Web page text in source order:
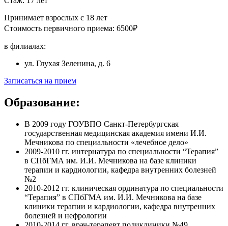
Принимает взрослых с 18 лет
Стоимость первичного приема: 6500₽
в филиалах:
ул. Глухая Зеленина, д. 6
Записаться на прием
Образование:
В 2009 году ГОУВПО Санкт-Петербургская
государственная медицинская академия имени И.И.
Мечникова по специальности «лечебное дело»
2009-2010 гг. интернатура по специальности “Терапия”
в СПбГМА им. И.И. Мечникова на базе клиники
терапии и кардиологии, кафедра внутренних болезней
№2
2010-2012 гг. клиническая ординатура по специальности
“Терапия” в СПбГМА им. И.И. Мечникова на базе
клиники терапии и кардиологии, кафедра внутренних
болезней и нефрологии